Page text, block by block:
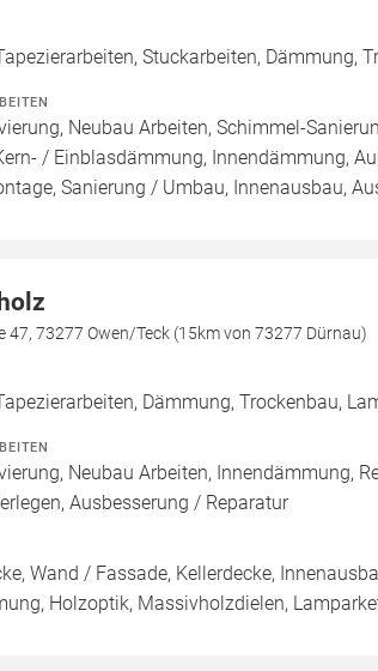
Stuckarbeiten, Dämmung,
Neubau Arbeiten, Schimmel-
/ Einblasdämmung, Innendämmung,
Sanierung / Umbau, Innenausbau,
47, 73277 Owen/Teck (15km von 73277 Dürnau)
Dämmung, Trockenbau,
Neubau Arbeiten, Innendämmung,
Ausbesserung / Reparatur
Wand / Fassade, Kellerdecke,
Holzoptik, Massivholzdielen,